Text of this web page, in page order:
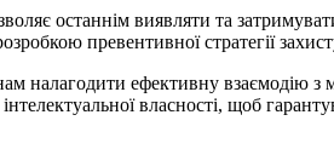
останнім виявляти та
превентивної стратегії
налагодити ефективну
власності, щоб